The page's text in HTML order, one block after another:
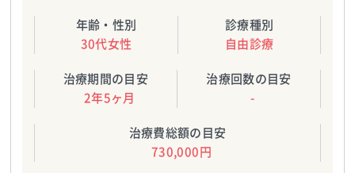
年齢・性別
30代女性
診療種別
自由診療
治療期間の目安
2年5ヶ月
治療回数の目安
-
治療費総額の目安
730,000円